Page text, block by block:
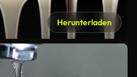
Herunterladen